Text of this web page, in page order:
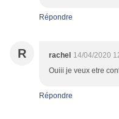
Répondre
R rachel 14/04/2020
Ouiii je veux etre
Répondre